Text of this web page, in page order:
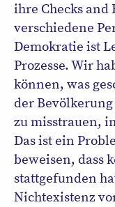
ihre Checks and
verschiedene
Demokratie ist
Prozesse. Wir
können, was
der
zu misstrauen,
Das ist ein
beweisen, dass
stattgefunden
Nichtexistenz